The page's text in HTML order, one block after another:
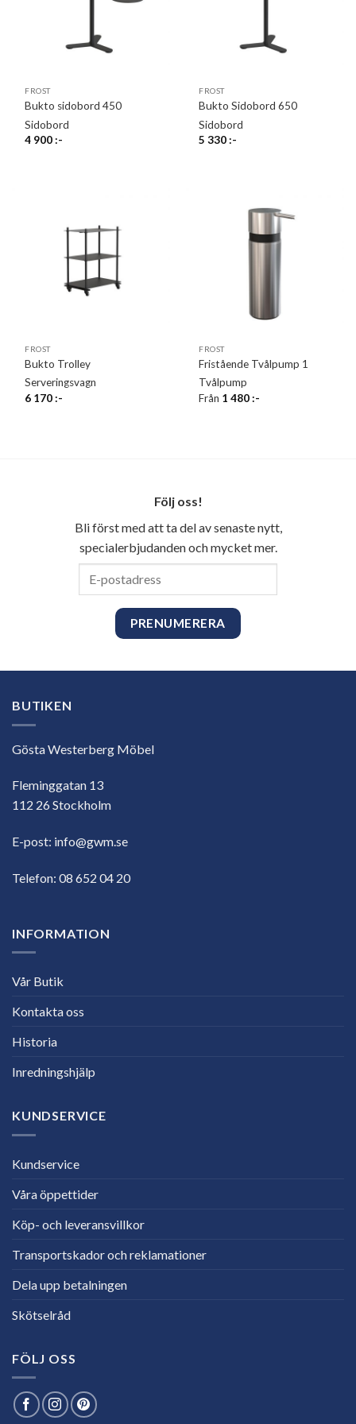
FROST
Bukto sidobord 450
Sidobord
4 900:-
FROST
Bukto Sidobord 650
Sidobord
5 330:-
FROST
Bukto Trolley
Serveringsvagn
6 170:-
FROST
Fristående Tvålpump 1
Tvålpump
Från 1 480:-
Följ oss!
Bli först med att ta del av senaste nytt,
specialerbjudanden och mycket mer.
BUTIKEN
Gösta Westerberg Möbel
Fleminggatan 13
112 26 Stockholm
E-post: info@gwm.se
Telefon: 08 652 04 20
INFORMATION
Vår Butik
Kontakta oss
Historia
Inredningshjälp
KUNDSERVICE
Kundservice
Våra öppettider
Köp- och leveransvillkor
Transportskador och reklamationer
Dela upp betalningen
Skötselråd
FÖLJ OSS